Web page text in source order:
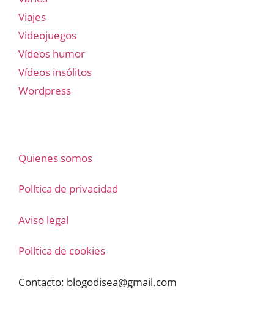
Viajes
Videojuegos
Vídeos humor
Vídeos insólitos
Wordpress
Quienes somos
Política de privacidad
Aviso legal
Política de cookies
Contacto: blogodisea@gmail.com